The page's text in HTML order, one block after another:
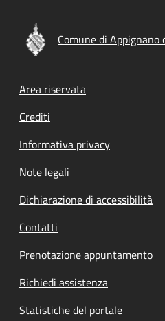
Comune di Appignano
Footer menu
Area riservata
Crediti
Informativa privacy
Note legali
Dichiarazione di accessibilità
Contatti
Prenotazione appuntamento
Richiedi assistenza
Statistiche del portale